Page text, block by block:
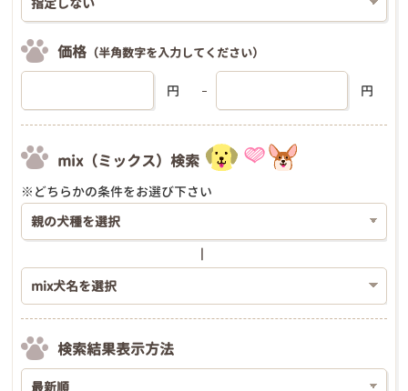
価格 （半角数字を入力してください）
円 円
mix（ミックス）検索
※どちらかの条件をお選び下さい
検索結果表示方法